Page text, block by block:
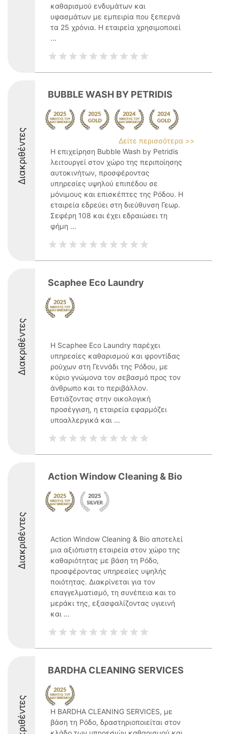
καθαρισμού ενδυμάτων και
υφασμάτων με εμπειρία που ξεπερνά
τα 25 χρόνια. Η εταιρεία χρησιμοποιεί
...
Διακριθέντες
BUBBLE WASH BY PETRIDIS
Δείτε περισσότερα >>
Η επιχείρηση Bubble Wash by Petridis
λειτουργεί στον χώρο της περιποίησης
αυτοκινήτων, προσφέροντας
υπηρεσίες υψηλού επιπέδου σε
μόνιμους και επισκέπτες της Ρόδου. Η
εταιρεία εδρεύει στη διεύθυνση Γεωρ.
Σεφέρη 108 και έχει εδραιώσει τη
φήμη ...
Διακριθέντες
Scaphee Eco Laundry
Η Scaphee Eco Laundry παρέχει
υπηρεσίες καθαρισμού και φροντίδας
ρούχων στη Γεννάδι της Ρόδου, με
κύριο γνώμονα τον σεβασμό προς τον
άνθρωπο και το περιβάλλον.
Εστιάζοντας στην οικολογική
προσέγγιση, η εταιρεία εφαρμόζει
υποαλλεργικά και ...
Διακριθέντες
Action Window Cleaning & Bio
Action Window Cleaning & Bio αποτελεί
μια αξιόπιστη εταιρεία στον χώρο της
καθαριότητας με βάση τη Ρόδο,
προσφέροντας υπηρεσίες υψηλής
ποιότητας. Διακρίνεται για τον
επαγγελματισμό, τη συνέπεια και το
μεράκι της, εξασφαλίζοντας υγιεινή
και ...
BARDHA CLEANING SERVICES
Η BARDHA CLEANING SERVICES, με
βάση τη Ρόδο, δραστηριοποιείται στον